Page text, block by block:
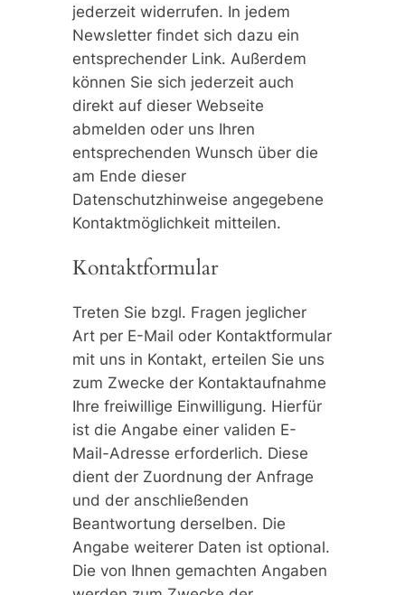
jederzeit widerrufen. In jedem
Newsletter findet sich dazu ein
entsprechender Link. Außerdem
können Sie sich jederzeit auch
direkt auf dieser Webseite
abmelden oder uns Ihren
entsprechenden Wunsch über die
am Ende dieser
Datenschutzhinweise angegebene
Kontaktmöglichkeit mitteilen.
Kontaktformular
Treten Sie bzgl. Fragen jeglicher
Art per E-Mail oder Kontaktformular
mit uns in Kontakt, erteilen Sie uns
zum Zwecke der Kontaktaufnahme
Ihre freiwillige Einwilligung. Hierfür
ist die Angabe einer validen E-
Mail-Adresse erforderlich. Diese
dient der Zuordnung der Anfrage
und der anschließenden
Beantwortung derselben. Die
Angabe weiterer Daten ist optional.
Die von Ihnen gemachten Angaben